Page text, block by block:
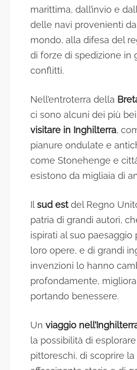
marittima, dall’invio e
delle navi provenienti
mondo, alla difesa del
di forze di spedizione in
conflitti.
Nell’entroterra della
ci sono alcuni dei più bei
visitare in Inghilterra,
pianure ondulate e
come Stonehenge e
esistono da migliaia di
Ilsud estdel Regno
patria di grandi autori,
ispirati al suo paesaggio
loro opere, e di grandi
invenzioni lo hanno
profondamente,
portando benessere.
Un viaggio
la possibilità di
pittoreschi, di scoprire la